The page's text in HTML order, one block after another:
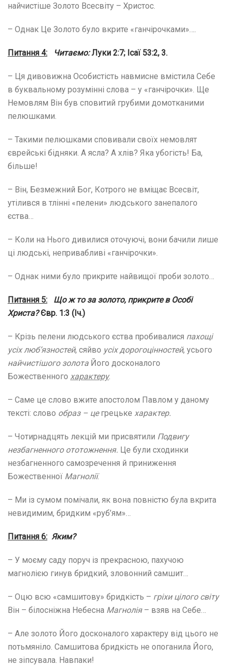
найчистіше Золото Всесвіту – Христос.
– Однак Це Золото було вкрите «ганчірочками»….
Питання 4: Читаємо:Луки 2:7; Ісаї 53:2, 3.
– Ця дивовижна Особистість навмисне вмістила Себе
в буквальному розумінні слова – у «ганчірочки». Ще
Немовлям Він був сповитий грубими домотканими
пелюшками.
– Такими пелюшками сповивали своїх немовлят
єврейські бідняки. А ясла? А хлів? Яка убогість! Ба,
більше!
– Він, Безмежний Бог, Котрого не вміщає Всесвіт,
утілився в тлінні «пелени» людського занепалого
єства…
– Коли на Нього дивилися оточуючі, вони бачили лише
ці людські, непривабливі «ганчірочки».
– Однак ними було прикрите найвищої проби золото…
Питання 5:
Що ж то за золото, прикрите в Особі
Христа?Євр. 1:3 (Іч.)
– Крізь пелени людського єства пробивалися пахощі
усіх люб’язностей, сяйво усіх дорогоцінностей, усього
найчистішого золота Його досконалого
Божественного характеру.
– Саме це слово вжите апостолом Павлом у даному
тексті: слово образ – цегрецьке характер.
– Чотирнадцять лекцій ми присвятили Подвигу
незбагненного ототожнення. Це були сходинки
незбагненного самозречення й приниження
Божественної Магнолії.
– Ми із сумом помічали, як вона повністю була вкрита
невидимим, бридким «руб’ям»…
Питання 6: Яким?
– У моєму саду поруч із прекрасною, пахучою
магнолією гинув бридкий, зловонний самшит…
– Оцю всю «самшитову» бридкість – гріхи цілого світу
Він – білосніжна Небесна Магнолія– взяв на Себе…
– Але золото Його досконалого характеру від цього не
потьмяніло. Самшитова бридкість не опоганила Його,
не зіпсувала. Навпаки!